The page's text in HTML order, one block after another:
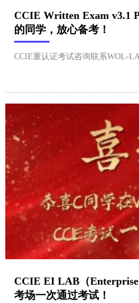
CCIE Written Exam v3.1
的同学，放心备考！
CCIE重认证考试咨询联系WOL-
CCIE EI LAB（
考场一次通过考试！